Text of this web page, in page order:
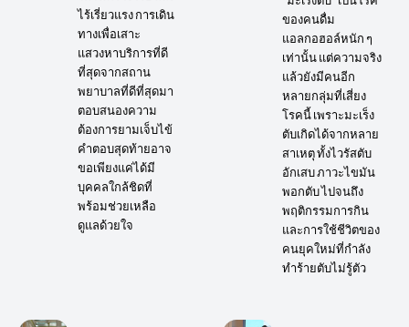
ไร้เรี่ยวแรง การเดิน
ทางเพื่อเสาะ
แสวงหาบริการที่ดี
ที่สุดจากสถาน
พยาบาลที่ดีที่สุดมา
ตอบสนองความ
ต้องการยามเจ็บไข้
คำตอบสุดท้ายอาจ
ขอเพียงแค่ได้มี
บุคคลใกล้ชิดที่
พร้อมช่วยเหลือ
ดูแลด้วยใจ
ของคนดื่ม
แอลกอฮอล์หนัก ๆ
เท่านั้น แต่ความจริง
แล้วยังมีคนอีก
หลายกลุ่มที่เสี่ยง
โรคนี้ เพราะมะเร็ง
ตับเกิดได้จากหลาย
สาเหตุ ทั้งไวรัสตับ
อักเสบ ภาวะไขมัน
พอกตับ ไปจนถึง
พฤติกรรมการกิน
และการใช้ชีวิตของ
คนยุคใหม่ที่กำลัง
ทำร้ายตับไม่รู้ตัว